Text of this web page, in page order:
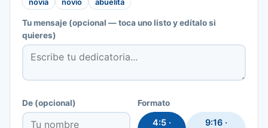
novia
novio abuelita
Tu mensaje (opcional — toca uno listo y edítalo si
quieres)
De (opcional) Formato
4:5 ·
9:16 ·